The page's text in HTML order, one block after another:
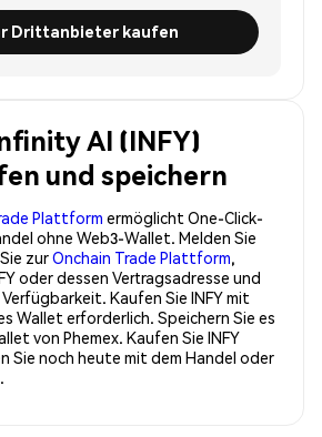
Drittanbieter kaufen
AI (INFY)
und speichern
Plattform ermöglicht One-Click-
ohne Web3-Wallet. Melden Sie
zurOnchain Trade Plattform,
oder dessen Vertragsadresse und
Kaufen Sie INFY mit
Wallet erforderlich. Speichern Sie es
von Phemex. Kaufen Sie INFY
Sie noch heute mit dem Handel oder